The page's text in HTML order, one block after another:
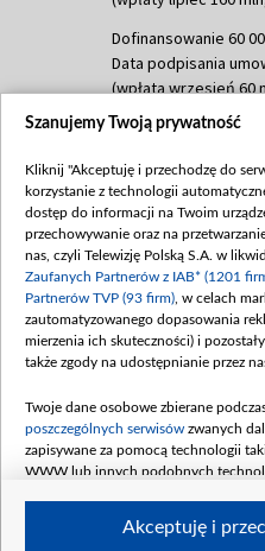
Dofinansowanie 60
Data podpisania
(wpłata wrzesień 60
Dofinansowanie 635
(wpłata wrzesień
mln, listopad 265 mln)
Dofinansowanie 48
Data podpisania
(wpłata grudzień
Dofinansowanie 900
Data podpisania
kwiecień 180 mln, 7
czerwca 90 mln)
Dofinansowanie 250
4 sierpnia 250 mln
Szanujemy Twoją prywatność
Kliknij "Akceptuję i przechodzę do
korzystanie z technologii
dostęp do informacji na Twoim
przechowywanie oraz na
nas, czyli Telewizję Polską S.A. w
Zaufanych Partnerów z IAB* (1201
Partnerów TVP (93 firm) , w celach
zautomatyzowanego dopasowania
mierzenia ich skuteczności) i
także zgody na udostępnianie przez
Twoje dane osobowe zbierane
poszczególnych serwisów zwanych
zapisywane za pomocą technologii
WWW lub innych podobnych
Akceptuję i